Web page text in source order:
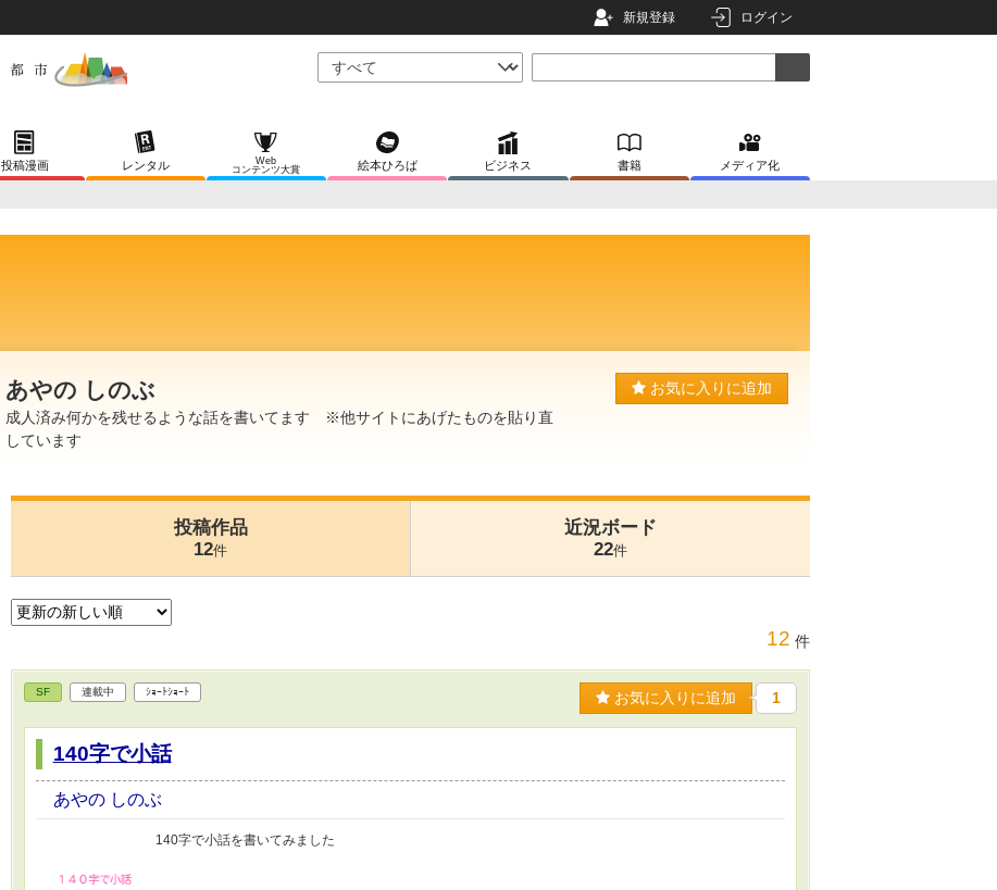
新規登録 ログイン
投稿漫画 レンタル
Web
コンテンツ大賞
絵本ひろば ビジネス 書籍 メディア化
あやの しのぶ
成人済み何かを残せるような話を書いてます ※他サイトにあげたものを貼り直
しています
お気に入りに追加
投稿作品
12件
近況ボード
22件
12 件
SF 連載中 ｼｮｰﾄｼｮｰﾄ お気に入りに追加 1
140字で小話
あやの しのぶ
140字で小話を書いてみました